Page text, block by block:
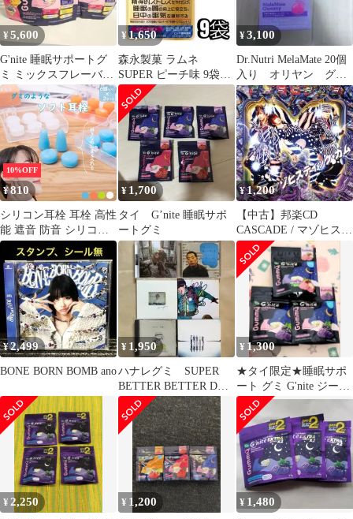
¥5,600
G'nite 睡眠サポートグ
ミ ミックスフレーバー
2個×15袋 2パック
¥1,650
森永製菓 ラムネ
SUPER ピーチ味 9袋セ
ット
¥3,100
Dr.Nutri MelaMate 20個
入り オリヤン グ
ミ メラメイト
10%OFF
¥810
シリコン耳栓 耳栓 高性
能 遮音 防音 シリコン
12個入り 完全遮音 水泳
洗える サーフィン 痛く
ない ライブ いびき 睡
眠 騒音 工事 スポーツ
アウトドア
¥ 1,700
タイ G’nite 睡眠サポ
ートグミ
¥1,200
【中古】邦楽CD
CASCADE / マゾヒステ
ィック・ガム
¥2,499
BONE BORN BOMB ano
¥ 1,950
ハナレグミ SUPER
BETTER BETTER DOG
CD 6枚 DVD
¥ 1,300
★タイ限定★睡眠サポ
ート グミ G'nite ジーナ
イト 3袋セット
¥ 2,250 ¥ 1,200 ¥ 1,480